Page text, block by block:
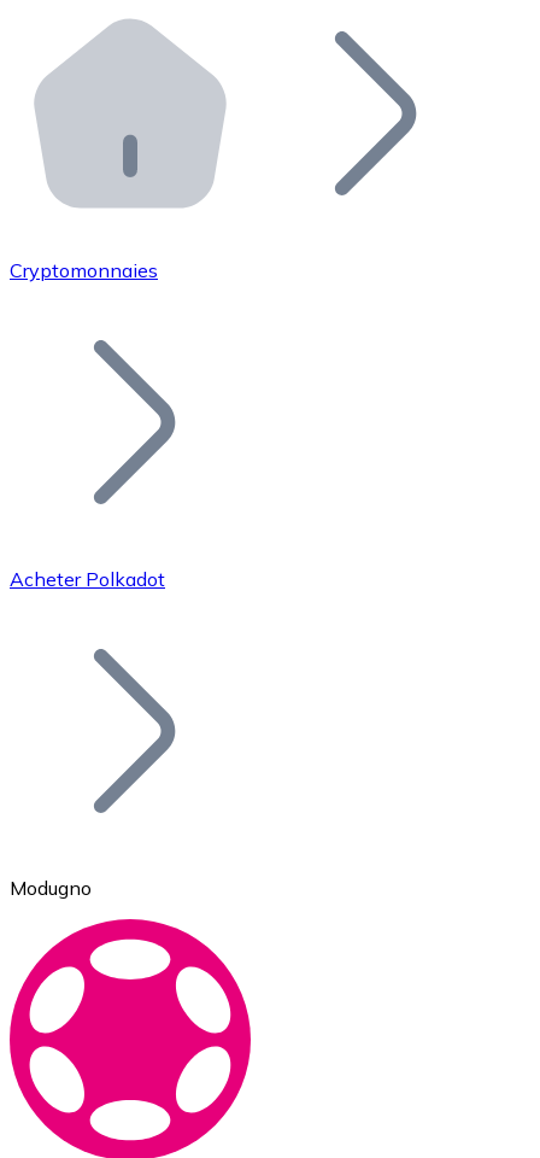
Distributeurs automatiques Bitnovo
Intégrez un ATM Bitnovo dans votre entreprise et
API Bitnovo
Intégrez notre API dans votre écosystème.
Rejoignez notre réseau de distributeurs et
Ajoutez le token de votre projet à notre service
Bitcoin
Ethereum
ETH
Cryptomonnaies
Acheter Polkadot
Modugno